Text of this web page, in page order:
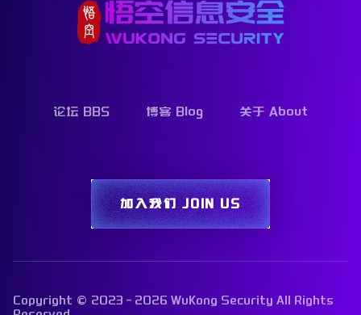
论坛 BBS 博客 Blog 关于 About
加入我们 JOIN US
Copyright © 2023- 2026 WuKong Security All Rights